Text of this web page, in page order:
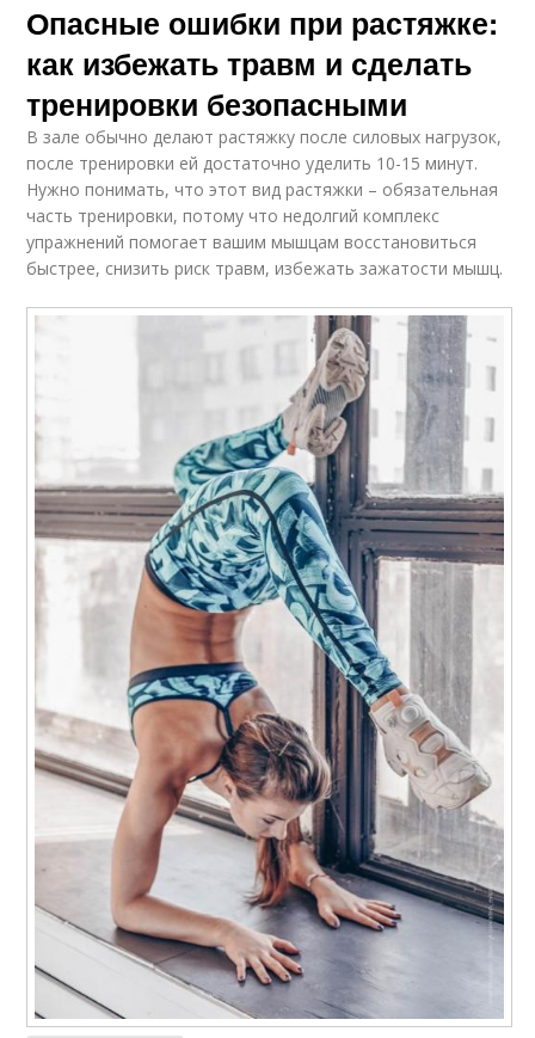
Опасные ошибки при растяжке:
как избежать травм и сделать
тренировки безопасными
В зале обычно делают растяжку после силовых нагрузок,
после тренировки ей достаточно уделить 10-15 минут.
Нужно понимать, что этот вид растяжки – обязательная
часть тренировки, потому что недолгий комплекс
упражнений помогает вашим мышцам восстановиться
быстрее, снизить риск травм, избежать зажатости мышц.